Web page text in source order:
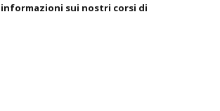
informazioni sui nostri corsi di